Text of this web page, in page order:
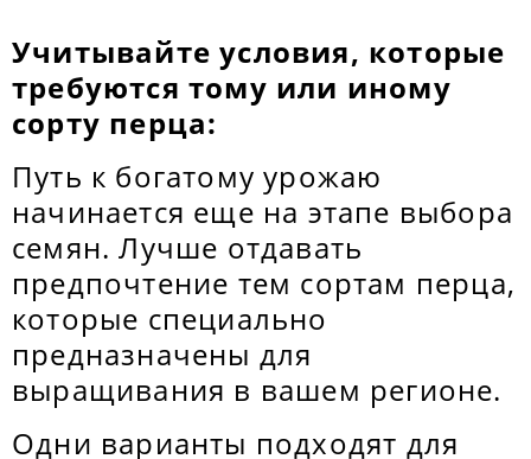
Учитывайте условия, которые
требуются тому или иному
сорту перца:
Путь к богатому урожаю
начинается еще на этапе выбора
семян. Лучше отдавать
предпочтение тем сортам перца,
которые специально
предназначены для
выращивания в вашем регионе.
Одни варианты подходят для